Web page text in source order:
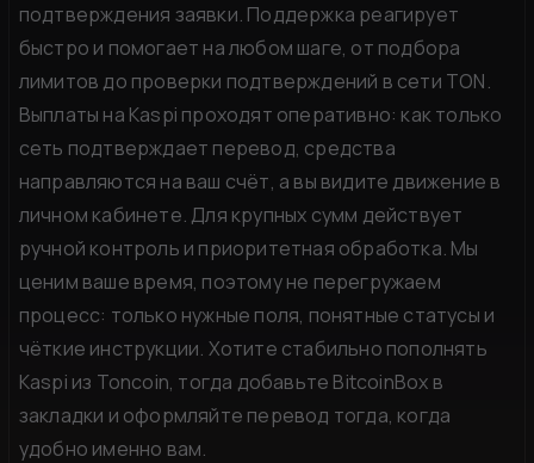
подтверждения заявки. Поддержка реагирует
быстро и помогает на любом шаге, от подбора
лимитов до проверки подтверждений в сети TON.
Выплаты на Kaspi проходят оперативно: как только
сеть подтверждает перевод, средства
направляются на ваш счёт, а вы видите движение в
личном кабинете. Для крупных сумм действует
ручной контроль и приоритетная обработка. Мы
ценим ваше время, поэтому не перегружаем
процесс: только нужные поля, понятные статусы и
чёткие инструкции. Хотите стабильно пополнять
Kaspi из Toncoin, тогда добавьте BitcoinBox в
закладки и оформляйте перевод тогда, когда
удобно именно вам.